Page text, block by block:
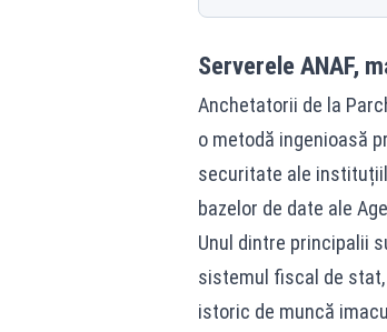
Serverele ANAF,
Anchetatorii de la
o metodă ingenioasă
securitate ale
bazelor de date ale
Unul dintre principalii
sistemul fiscal de
istoric de muncă